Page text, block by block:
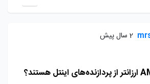
2 سال پیش